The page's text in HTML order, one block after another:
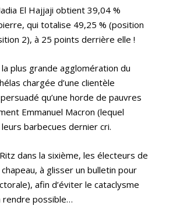
El Hajjaji obtient 39,04 %
qui totalise 49,25 % (position
2), à 25 points derrière elle !
plus grande agglomération du
chargée d’une clientèle
qu’une horde de pauvres
Emmanuel Macron (lequel
barbecues dernier cri.
dans la sixième, les électeurs de
à glisser un bulletin pour
afin d’éviter le cataclysme
rendre possible…